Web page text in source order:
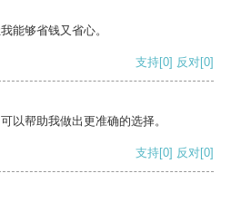
能够省钱又省心。
支持[0] 反对[0]
以帮助我做出更准确的选择。
支持[0] 反对[0]